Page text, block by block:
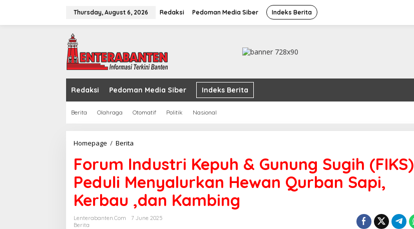
Thursday, August 6, 2026 Redaksi Pedoman Media Siber Indeks Berita
Redaksi Pedoman Media Siber Indeks Berita
Berita Olahraga Otomatif Politik Nasional
Homepage / Berita
Kepuh
&
Gunung
Sugih
(FIKS)
Peduli
Menyalurkan
Forum Industri Kepuh & Gunung Sugih (FIKS)
Peduli Menyalurkan Hewan Qurban Sapi,
Kerbau ,dan Kambing
Lenterabanten.com
7 June 2025
Berita